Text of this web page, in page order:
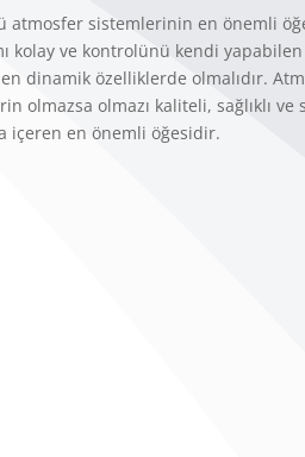
atmosfer sistemlerinin en önemli
kolay ve kontrolünü kendi
dinamik özelliklerde olmalıdır.
olmazsa olmazı kaliteli, sağlıklı ve
içeren en önemli öğesidir.